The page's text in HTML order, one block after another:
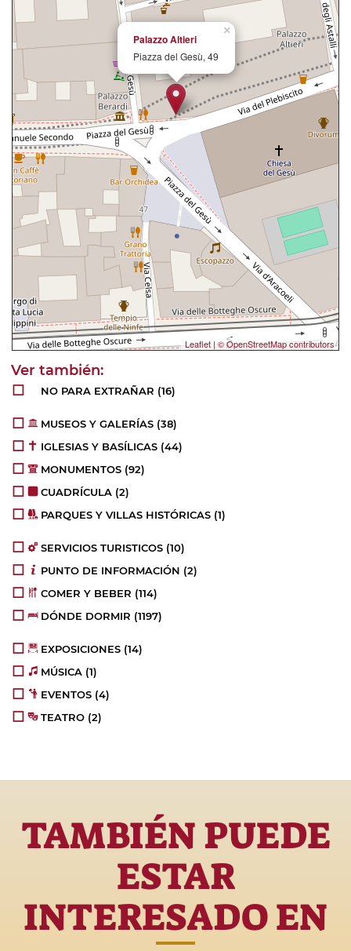
×
Palazzo Altieri
Piazza del Gesù, 49
Leaflet| © OpenStreetMap contributors
NO PARA EXTRAÑAR (16)
MUSEOS Y GALERÍAS (38)
IGLESIAS Y BASÍLICAS (44)
MONUMENTOS (92)
CUADRÍCULA (2)
PARQUES Y VILLAS HISTÓRICAS (1)
SERVICIOS TURISTICOS (10)
PUNTO DE INFORMACIÓN (2)
COMER Y BEBER (114)
DÓNDE DORMIR (1197)
EXPOSICIONES (14)
MÚSICA (1)
EVENTOS (4)
TEATRO (2)
TAMBIÉN PUEDE
ESTAR
INTERESADO EN